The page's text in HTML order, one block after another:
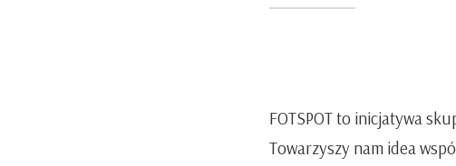
FOTSPOT to inicjatywa
Towarzyszy nam idea